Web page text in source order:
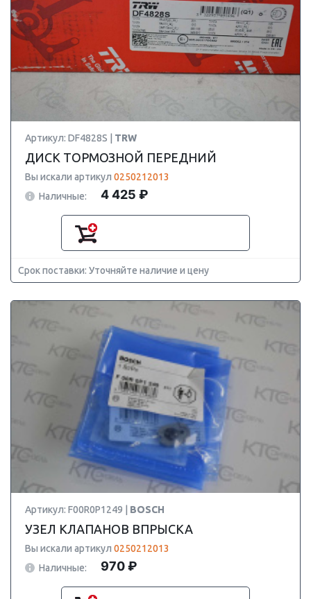
Артикул: DF4828S | TRW
ДИСК ТОРМОЗНОЙ ПЕРЕДНИЙ
Вы искали артикул 0250212013
Наличные:
4 425 ₽
Срок поставки: Уточняйте наличие и цену
Артикул: F00R0P1249 | BOSCH
УЗЕЛ КЛАПАНОВ ВПРЫСКА
Вы искали артикул 0250212013
Наличные:
970 ₽